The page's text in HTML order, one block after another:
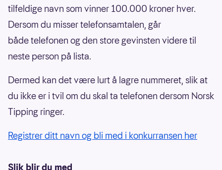
tilfeldige navn som vinner 100.000 kroner hver.
Dersom du misser telefonsamtalen, går
både telefonen og den store gevinsten videre til
neste person på lista.
Dermed kan det være lurt å lagre nummeret, slik at
du ikke er i tvil om du skal ta telefonen dersom Norsk
Tipping ringer.
Registrer ditt navn og bli med i konkurransen her
Slik blir du med